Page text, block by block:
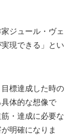
ジュール・ヴェ
現できる」とい
標達成した時の
体的な想像で
・達成に必要な
明確になりま